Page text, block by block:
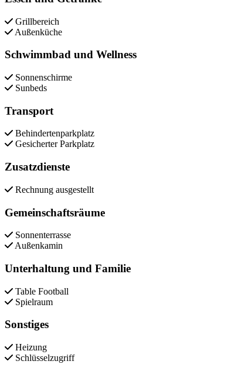
Grillbereich
Außenküche
Schwimmbad und Wellness
Sonnenschirme
Sunbeds
Transport
Behindertenparkplatz
Gesicherter Parkplatz
Zusatzdienste
Rechnung ausgestellt
Gemeinschaftsräume
Sonnenterrasse
Außenkamin
Unterhaltung und Familie
Table Football
Spielraum
Sonstiges
Heizung
Schlüsselzugriff